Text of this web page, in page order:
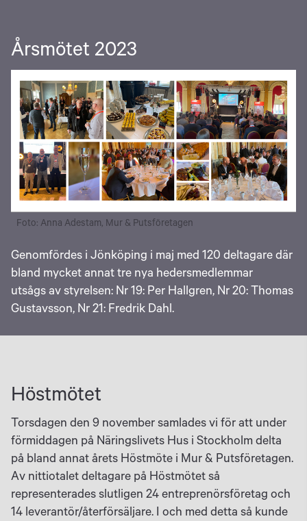
Årsmötet 2023
Foto: Anna Adestam, Mur & Putsföretagen
Genomfördes i Jönköping i maj med 120 deltagare där
bland mycket annat tre nya hedersmedlemmar
utsågs av styrelsen: Nr 19: Per Hallgren, Nr 20: Thomas
Gustavsson, Nr 21: Fredrik Dahl.
Höstmötet
Torsdagen den 9 november samlades vi för att under
förmiddagen på Näringslivets Hus i Stockholm delta
på bland annat årets Höstmöte i Mur & Putsföretagen.
Av nittiotalet deltagare på Höstmötet så
representerades slutligen 24 entreprenörsföretag och
14 leverantör/återförsäljare. I och med detta så kunde